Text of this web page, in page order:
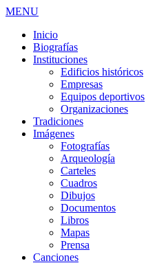
MENU
Inicio
Biografías
Instituciones
Edificios históricos
Empresas
Equipos deportivos
Organizaciones
Tradiciones
Imágenes
Fotografías
Arqueología
Carteles
Cuadros
Dibujos
Documentos
Libros
Mapas
Prensa
Canciones